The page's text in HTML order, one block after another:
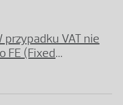
przypadku VAT nie
FE (Fixed